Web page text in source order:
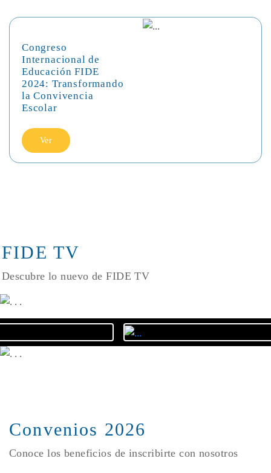
Congreso
Internacional de
Educación FIDE
2024: Transformando
la Convivencia
Escolar
Ver
FIDE TV
Descubre lo nuevo de FIDE TV
Convenios 2026
Conoce los beneficios de inscribirte con nosotros